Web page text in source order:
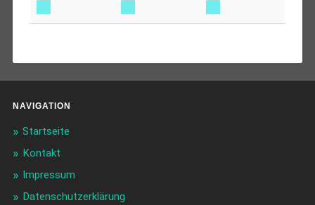
NAVIGATION
Startseite
Kontakt
Impressum
Datenschutzerklärung